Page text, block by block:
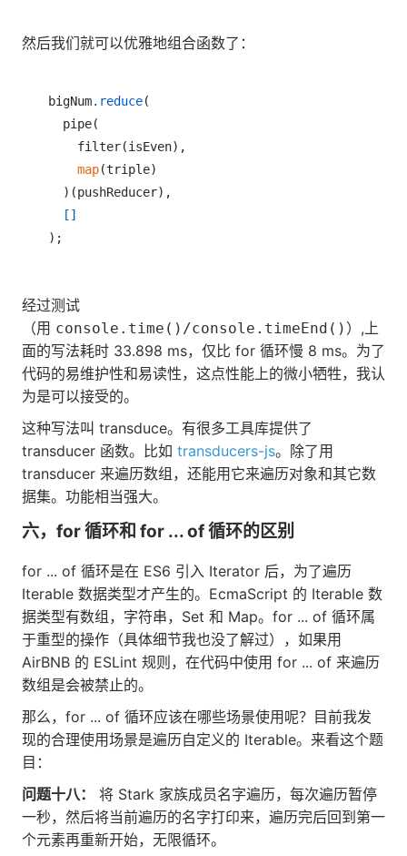
然后我们就可以优雅地组合函数了：
bigNum.reduce(
  pipe(
    filter(isEven),
map(triple)
  )(pushReducer),
[]
);
经过测试
（用 console.time()/console.timeEnd() ）,上
面的写法耗时 33.898 ms，仅比 for 循环慢 8 ms。为了
代码的易维护性和易读性，这点性能上的微小牺牲，我认
为是可以接受的。
这种写法叫 transduce。有很多工具库提供了
transducer 函数。比如 transducers-js。除了用
transducer 来遍历数组，还能用它来遍历对象和其它数
据集。功能相当强大。
六，for 循环和 for ... of 循环的区别
for ... of 循环是在 ES6 引入 Iterator 后，为了遍历
Iterable 数据类型才产生的。EcmaScript 的 Iterable 数
据类型有数组，字符串，Set 和 Map。for ... of 循环属
于重型的操作（具体细节我也没了解过），如果用
AirBNB 的 ESLint 规则，在代码中使用 for ... of 来遍历
数组是会被禁止的。
那么，for ... of 循环应该在哪些场景使用呢？目前我发
现的合理使用场景是遍历自定义的 Iterable。来看这个题
目：
问题十八：
将 Stark 家族成员名字遍历，每次遍历暂停
一秒，然后将当前遍历的名字打印来，遍历完后回到第一
个元素再重新开始，无限循环。